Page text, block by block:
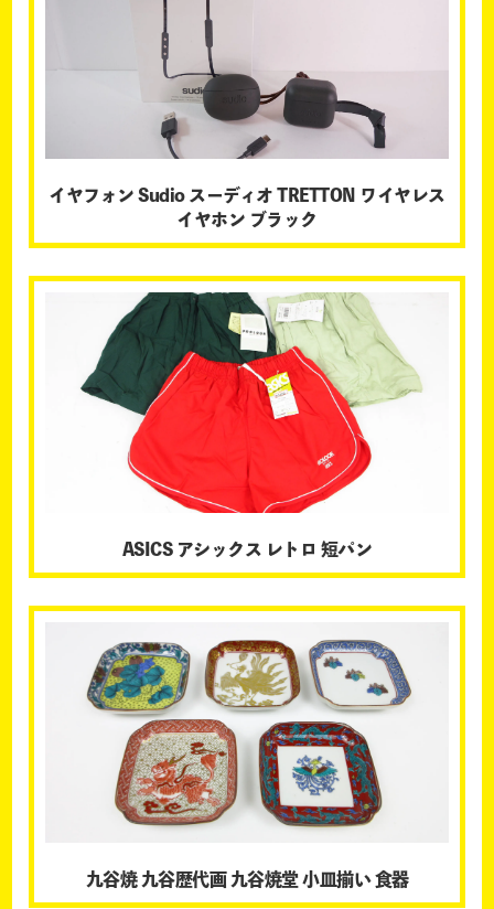
イヤフォン Sudio スーディオ TRETTON ワイヤレス
イヤホン ブラック
ASICS アシックス レトロ 短パン
九谷焼 九谷歴代画 九谷焼堂 小皿揃い 食器